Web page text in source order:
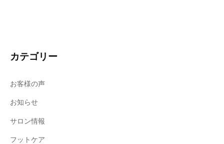
カテゴリー
お客様の声
お知らせ
サロン情報
フットケア